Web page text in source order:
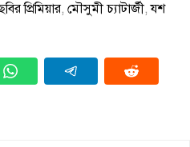
প্রিমিয়ার, মৌসুমী চ্যাটার্জী,যশ